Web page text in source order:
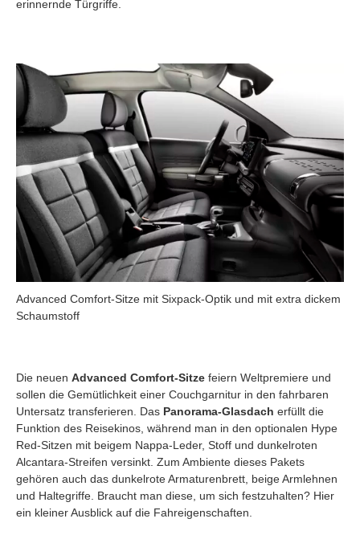
erinnernde Türgriffe.
Advanced Comfort-Sitze mit Sixpack-Optik und mit extra dickem
Schaumstoff
Die neuen Advanced Comfort-Sitze feiern Weltpremiere und
sollen die Gemütlichkeit einer Couchgarnitur in den fahrbaren
Untersatz transferieren. Das Panorama-Glasdach erfüllt die
Funktion des Reisekinos, während man in den optionalen Hype
Red-Sitzen mit beigem Nappa-Leder, Stoff und dunkelroten
Alcantara-Streifen versinkt. Zum Ambiente dieses Pakets
gehören auch das dunkelrote Armaturenbrett, beige Armlehnen
und Haltegriffe. Braucht man diese, um sich festzuhalten? Hier
ein kleiner Ausblick auf die Fahreigenschaften.